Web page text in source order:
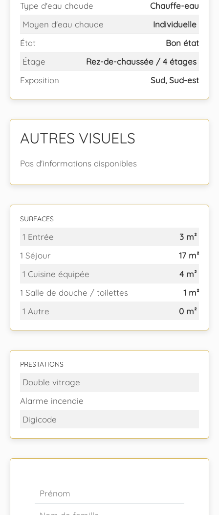
Type d'eau chaude
Chauffe-eau
Moyen d'eau chaude
Individuelle
État
Bon état
Étage
Rez-de-chaussée / 4 étages
Exposition
Sud, Sud-est
AUTRES VISUELS
Pas d'informations disponibles
SURFACES
1 Entrée
3 m²
1 Séjour
17 m²
1 Cuisine équipée
4 m²
1 Salle de douche / toilettes
1 m²
1 Autre
0 m²
PRESTATIONS
Double vitrage
Alarme incendie
Digicode